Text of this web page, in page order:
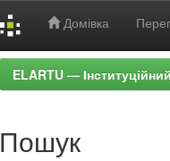
Домівка
ELARTU —
Пошук